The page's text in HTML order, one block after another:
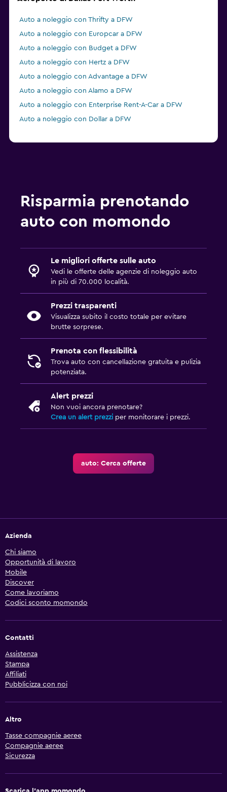
Auto a noleggio con Thrifty a DFW
Auto a noleggio con Europcar a DFW
Auto a noleggio con Budget a DFW
Auto a noleggio con Hertz a DFW
Auto a noleggio con Advantage a DFW
Auto a noleggio con Alamo a DFW
Auto a noleggio con Enterprise Rent-A-Car a DFW
Auto a noleggio con Dollar a DFW
Risparmia prenotando
auto con momondo
Le migliori offerte sulle auto
Vedi le offerte delle agenzie di noleggio auto
in più di 70.000 località.
Prezzi trasparenti
Visualizza subito il costo totale per evitare
brutte sorprese.
Prenota con flessibilità
Trova auto con cancellazione gratuita e pulizia
potenziata.
Alert prezzi
Non vuoi ancora prenotare?
Crea un alert prezzi per monitorare i prezzi.
auto: Cerca offerte
Azienda
Chi siamo
Opportunità di lavoro
Mobile
Discover
Come lavoriamo
Codici sconto momondo
Contatti
Assistenza
Stampa
Affiliati
Pubblicizza con noi
Altro
Tasse compagnie aeree
Compagnie aeree
Sicurezza